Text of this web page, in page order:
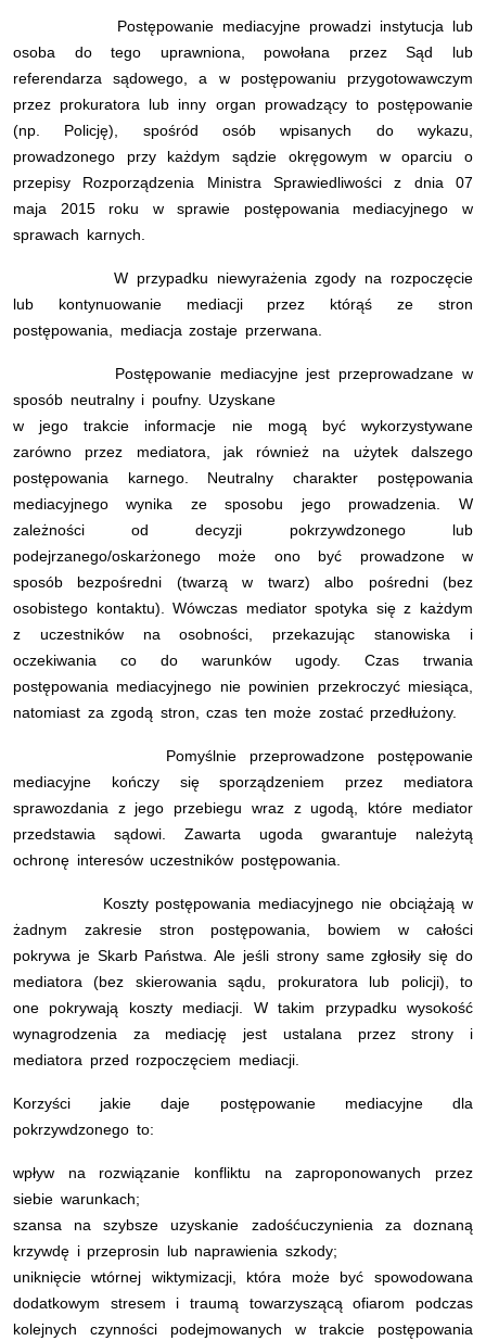
Postępowanie mediacyjne prowadzi instytucja lub
osoba do tego uprawniona, powołana przez Sąd lub
referendarza sądowego, a w postępowaniu przygotowawczym
przez prokuratora lub inny organ prowadzący to postępowanie
(np. Policję), spośród osób wpisanych do wykazu,
prowadzonego przy każdym sądzie okręgowym w oparciu o
przepisy Rozporządzenia Ministra Sprawiedliwości z dnia 07
maja 2015 roku w sprawie postępowania mediacyjnego w
sprawach karnych.
W przypadku niewyrażenia zgody na rozpoczęcie
lub kontynuowanie mediacji przez którąś ze stron
postępowania, mediacja zostaje przerwana.
Postępowanie mediacyjne jest przeprowadzane w
sposób neutralny i poufny. Uzyskane
w jego trakcie informacje nie mogą być wykorzystywane
zarówno przez mediatora, jak również na użytek dalszego
postępowania karnego. Neutralny charakter postępowania
mediacyjnego wynika ze sposobu jego prowadzenia. W
zależności od decyzji pokrzywdzonego lub
podejrzanego/oskarżonego może ono być prowadzone w
sposób bezpośredni (twarzą w twarz) albo pośredni (bez
osobistego kontaktu). Wówczas mediator spotyka się z każdym
z uczestników na osobności, przekazując stanowiska i
oczekiwania co do warunków ugody. Czas trwania
postępowania mediacyjnego nie powinien przekroczyć miesiąca,
natomiast za zgodą stron, czas ten może zostać przedłużony.
Pomyślnie przeprowadzone postępowanie
mediacyjne kończy się sporządzeniem przez mediatora
sprawozdania z jego przebiegu wraz z ugodą, które mediator
przedstawia sądowi. Zawarta ugoda gwarantuje należytą
ochronę interesów uczestników postępowania.
Koszty postępowania mediacyjnego nie obciążają w
żadnym zakresie stron postępowania, bowiem w całości
pokrywa je Skarb Państwa. Ale jeśli strony same zgłosiły się do
mediatora (bez skierowania sądu, prokuratora lub policji), to
one pokrywają koszty mediacji. W takim przypadku wysokość
wynagrodzenia za mediację jest ustalana przez strony i
mediatora przed rozpoczęciem mediacji.
Korzyści jakie daje postępowanie mediacyjne dla
pokrzywdzonego to:
wpływ na rozwiązanie konfliktu na zaproponowanych przez
siebie warunkach;
szansa na szybsze uzyskanie zadośćuczynienia za doznaną
krzywdę i przeprosin lub naprawienia szkody;
uniknięcie wtórnej wiktymizacji, która może być spowodowana
dodatkowym stresem i traumą towarzyszącą ofiarom podczas
kolejnych czynności podejmowanych w trakcie postępowania